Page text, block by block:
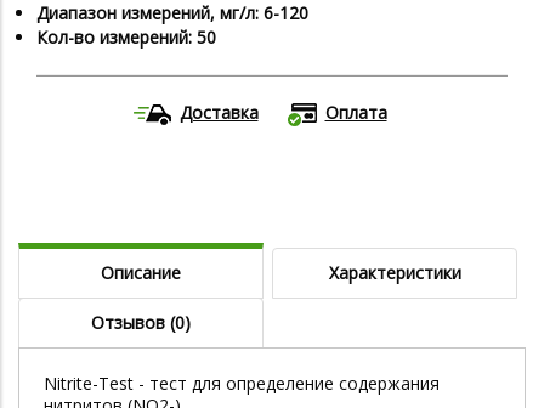
Диапазон измерений, мг/л: 6-120
Кол-во измерений: 50
Доставка Оплата
Описание Характеристики
Отзывов (0)
Nitrite-Test - тест для определение содержания